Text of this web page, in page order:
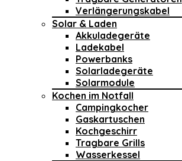
Verlängerungskabel
Solar & Laden
Akkuladegeräte
Ladekabel
Powerbanks
Solarladegeräte
Solarmodule
Kochen im Notfall
Campingkocher
Gaskartuschen
Kochgeschirr
Tragbare Grills
Wasserkessel